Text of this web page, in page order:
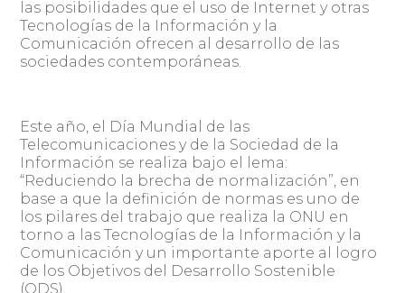
las posibilidades que el uso de Internet y otras
Tecnologías de la Información y la
Comunicación ofrecen al desarrollo de las
sociedades contemporáneas.
Este año, el Día Mundial de las
Telecomunicaciones y de la Sociedad de la
Información se realiza bajo el lema:
“Reduciendo la brecha de normalización”, en
base a que la definición de normas es uno de
los pilares del trabajo que realiza la ONU en
torno a las Tecnologías de la Información y la
Comunicación y un importante aporte al logro
de los Objetivos del Desarrollo Sostenible
(ODS).